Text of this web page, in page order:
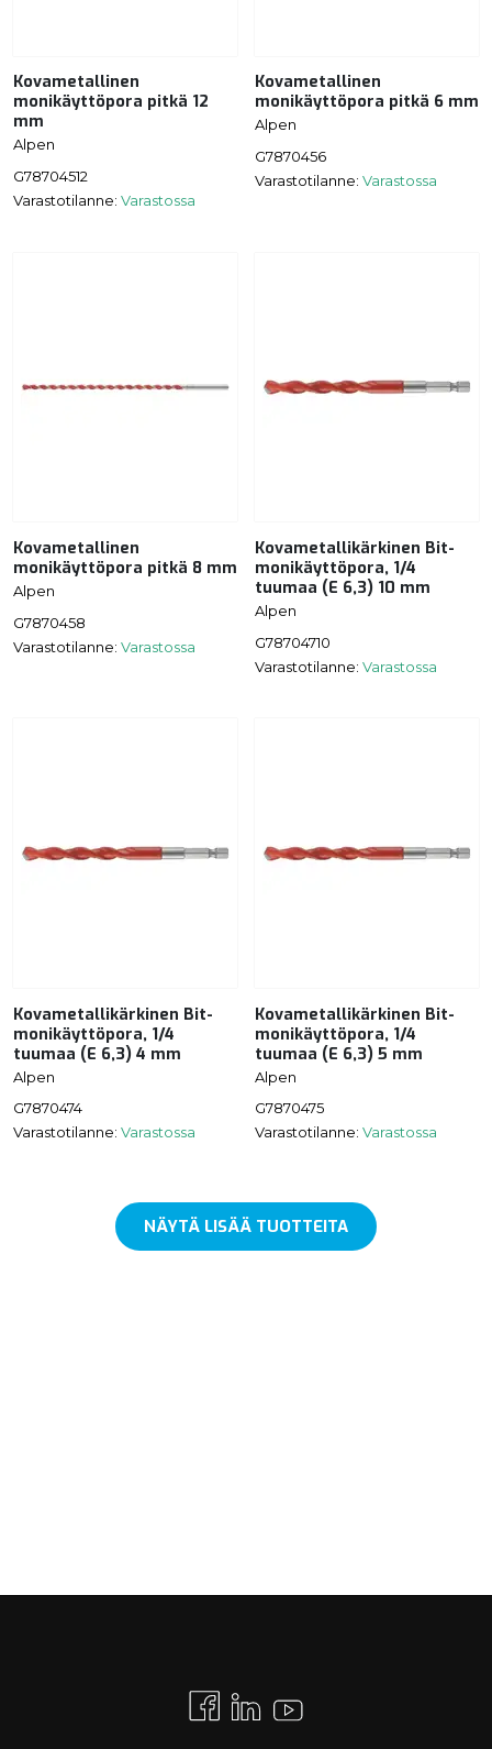
Kovametallinen
monikäyttöpora pitkä 12
mm
Alpen
G78704512
Varastotilanne: Varastossa
Kovametallinen
monikäyttöpora pitkä 6 mm
Alpen
G7870456
Varastotilanne: Varastossa
Kovametallinen
monikäyttöpora pitkä 8 mm
Alpen
G7870458
Varastotilanne: Varastossa
Kovametallikärkinen Bit-
monikäyttöpora, 1/4
tuumaa (E 6,3) 10 mm
Alpen
G78704710
Varastotilanne: Varastossa
Kovametallikärkinen Bit-
monikäyttöpora, 1/4
tuumaa (E 6,3) 4 mm
Alpen
G7870474
Varastotilanne: Varastossa
Kovametallikärkinen Bit-
monikäyttöpora, 1/4
tuumaa (E 6,3) 5 mm
Alpen
G7870475
Varastotilanne: Varastossa
NÄYTÄ LISÄÄ TUOTTEITA